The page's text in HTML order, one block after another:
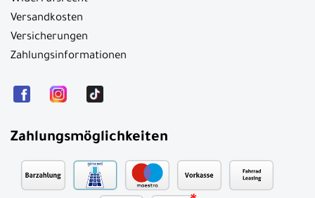
Versandkosten
Versicherungen
Zahlungsinformationen
Zahlungsmöglichkeiten